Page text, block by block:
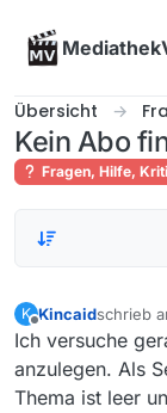
Übersicht
Kein Abo
Fragen, Hilfe,
K Kincaidschrieb
zuletzt
Ich versuche
anzulegen. Als
Thema ist leer